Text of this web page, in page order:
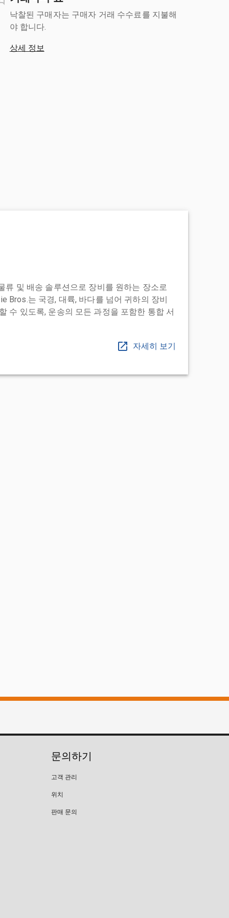
낙찰된 구매자는 구매자 거래 수수료를 지불해
야 합니다.
상세 정보
류 및 배송 솔루션으로 장비를 원하는 장소로
Bros.는 국경, 대륙, 바다를 넘어 귀하의 장비
수 있도록, 운송의 모든 과정을 포함한 통합 서
자세히 보기
문의하기
고객 관리
위치
판매 문의